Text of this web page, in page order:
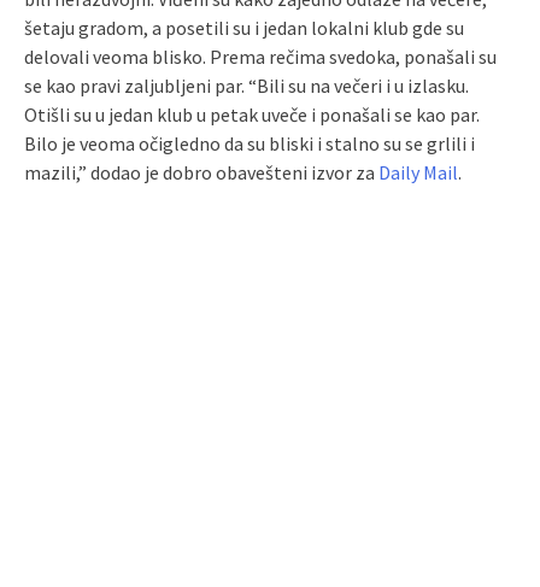
šetaju gradom, a posetili su i jedan lokalni klub gde su
delovali veoma blisko. Prema rečima svedoka, ponašali su
se kao pravi zaljubljeni par. “Bili su na večeri i u izlasku.
Otišli su u jedan klub u petak uveče i ponašali se kao par.
Bilo je veoma očigledno da su bliski i stalno su se grlili i
mazili,” dodao je dobro obavešteni izvor za Daily Mail.